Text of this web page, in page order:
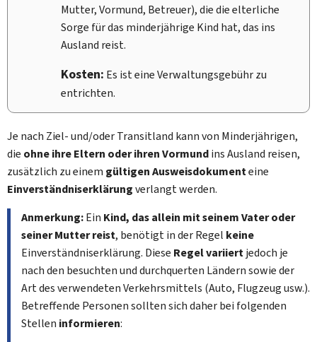
Mutter, Vormund, Betreuer), die die elterliche
Sorge für das minderjährige Kind hat, das ins
Ausland reist.
Kosten: Es ist eine Verwaltungsgebühr zu
entrichten.
Je nach Ziel- und/oder Transitland kann von Minderjährigen,
die ohne ihre Eltern oder ihren Vormundins Ausland reisen,
zusätzlich zu einem gültigen Ausweisdokumenteine
Einverständniserklärungverlangt werden.
Anmerkung:Ein Kind, das allein mit seinem Vater oder
seiner Mutter reist, benötigt in der Regel keine
Einverständniserklärung. Diese Regel variiertjedoch je
nach den besuchten und durchquerten Ländern sowie der
Art des verwendeten Verkehrsmittels (Auto, Flugzeug usw.).
Betreffende Personen sollten sich daher bei folgenden
Stellen informieren: